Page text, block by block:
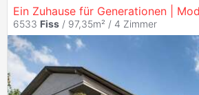
6533 Fiss / 97,35m² / 4 Zimmer